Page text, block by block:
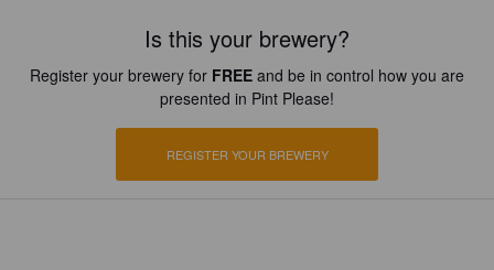
Is this your brewery?
Register your brewery for FREE and be in control how you are
presented in Pint Please!
REGISTER YOUR BREWERY